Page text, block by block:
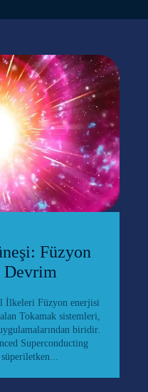
Füzyon
Devrim
İlkeleri Füzyon enerjisi
Tokamak sistemleri,
biridir.
Superconducting